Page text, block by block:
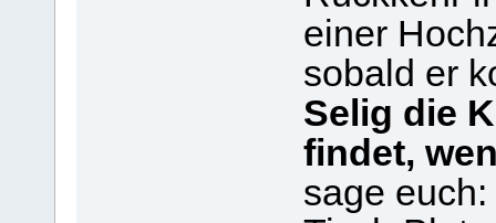
einer
sobald er
Selig die
findet,
sage